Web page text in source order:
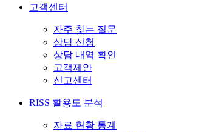
고객센터
자주 찾는 질문
상담 신청
상담 내역 확인
고객제안
신고센터
RISS 활용도 분석
자료 현황 통계